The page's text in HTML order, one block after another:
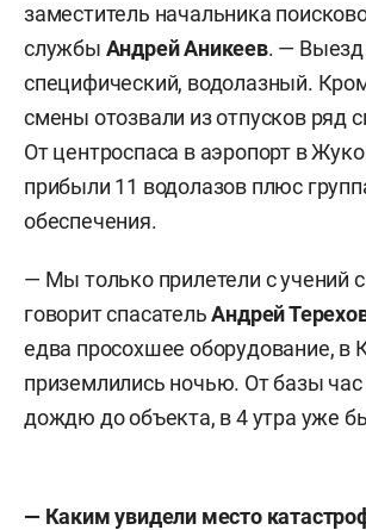
заместитель начальника
службы Андрей Аникеев. —
специфический, водолазный.
смены отозвали из отпусков ряд
От центроспаса в аэропорт в
прибыли 11 водолазов плюс
обеспечения.
— Мы только прилетели с учений
говорит спасательАндрей
едва просохшее оборудование, в
приземлились ночью. От базы
дождю до объекта, в 4 утра уже
— Каким увидели место